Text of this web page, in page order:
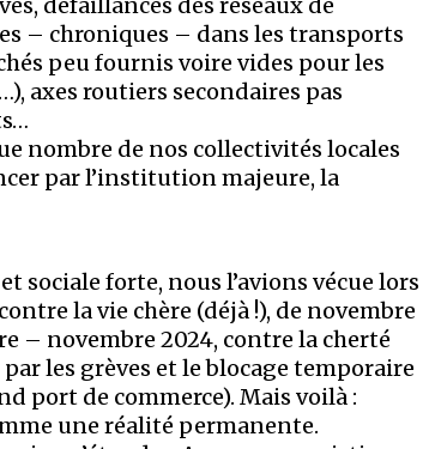
défaillances des réseaux de
– chroniques – dans les transports
peu fournis voire vides pour les
axes routiers secondaires pas
nombre de nos collectivités locales
par l’institution majeure, la
sociale forte, nous l’avions vécue lors
la vie chère (déjà !), de novembre
– novembre 2024, contre la cherté
les grèves et le blocage temporaire
port de commerce). Mais voilà :
une réalité permanente.